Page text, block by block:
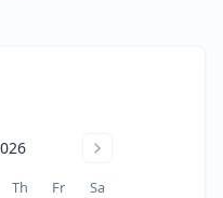
Th Fr Sa